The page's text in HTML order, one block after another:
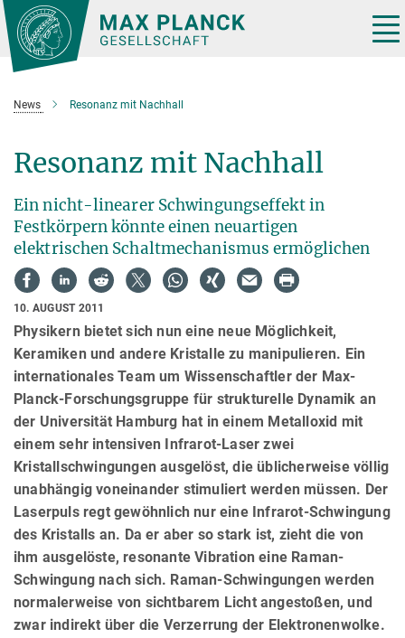
Hauptinhalt
News Resonanz mit Nachhall
Resonanz mit Nachhall
Ein nicht-linearer Schwingungseffekt in
Festkörpern könnte einen neuartigen
elektrischen Schaltmechanismus ermöglichen
10. AUGUST 2011
Physikern bietet sich nun eine neue Möglichkeit,
Keramiken und andere Kristalle zu manipulieren. Ein
internationales Team um Wissenschaftler der Max-
Planck-Forschungsgruppe für strukturelle Dynamik an
der Universität Hamburg hat in einem Metalloxid mit
einem sehr intensiven Infrarot-Laser zwei
Kristallschwingungen ausgelöst, die üblicherweise völlig
unabhängig voneinander stimuliert werden müssen. Der
Laserpuls regt gewöhnlich nur eine Infrarot-Schwingung
des Kristalls an. Da er aber so stark ist, zieht die von
ihm ausgelöste, resonante Vibration eine Raman-
Schwingung nach sich. Raman-Schwingungen werden
normalerweise von sichtbarem Licht angestoßen, und
zwar indirekt über die Verzerrung der Elektronenwolke.